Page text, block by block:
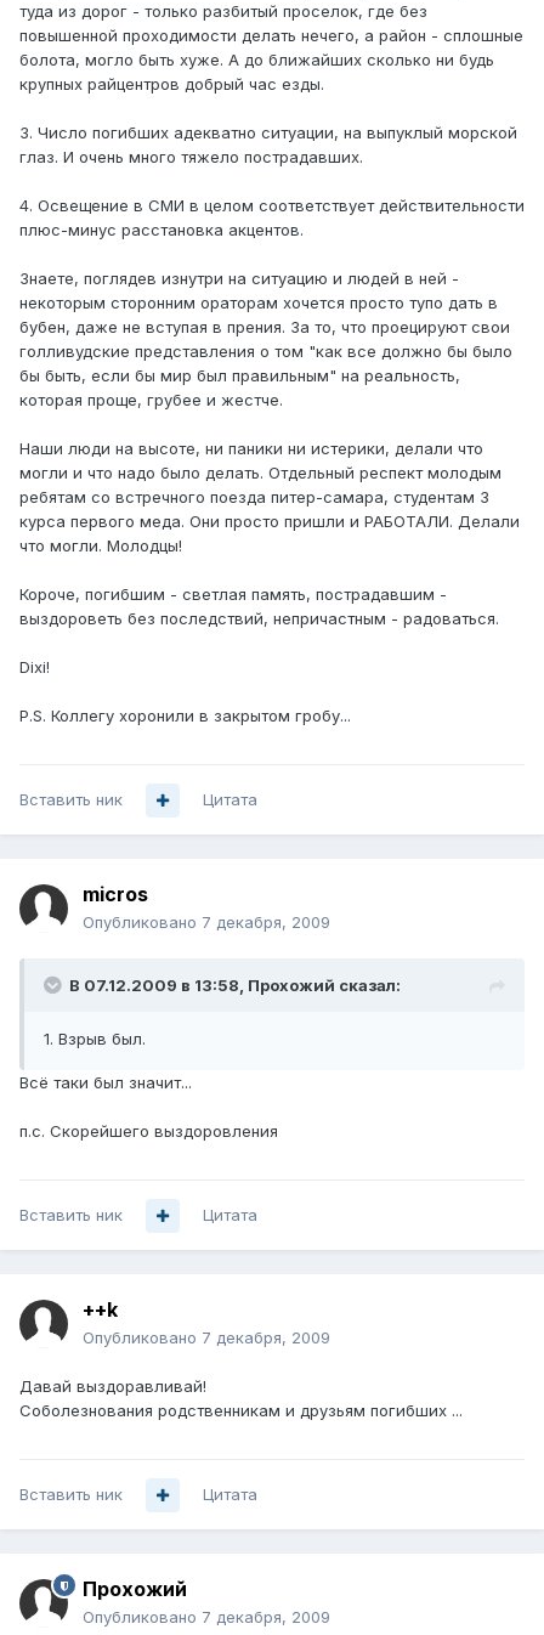
туда из дорог - только разбитый проселок, где без
повышенной проходимости делать нечего, а район - сплошные
болота, могло быть хуже. А до ближайших сколько ни будь
крупных райцентров добрый час езды.
3. Число погибших адекватно ситуации, на выпуклый морской
глаз. И очень много тяжело пострадавших.
4. Освещение в СМИ в целом соответствует действительности
плюс-минус расстановка акцентов.
Знаете, поглядев изнутри на ситуацию и людей в ней -
некоторым сторонним ораторам хочется просто тупо дать в
бубен, даже не вступая в прения. За то, что проецируют свои
голливудские представления о том "как все должно бы было
бы быть, если бы мир был правильным" на реальность,
которая проще, грубее и жестче.
Наши люди на высоте, ни паники ни истерики, делали что
могли и что надо было делать. Отдельный респект молодым
ребятам со встречного поезда питер-самара, студентам 3
курса первого меда. Они просто пришли и РАБОТАЛИ. Делали
что могли. Молодцы!
Короче, погибшим - светлая память, пострадавшим -
выздороветь без последствий, непричастным - радоваться.
Dixi!
P.S. Коллегу хоронили в закрытом гробу...
Вставить ник Цитата
micros
Опубликовано 7 декабря, 2009
В 07.12.2009 в 13:58, Прохожий сказал:
1. Взрыв был.
Всё таки был значит...
п.с. Скорейшего выздоровления
Вставить ник Цитата
++k
Опубликовано 7 декабря, 2009
Давай выздоравливай!
Соболезнования родственникам и друзьям погибших ...
Вставить ник Цитата
Прохожий
Опубликовано 7 декабря, 2009